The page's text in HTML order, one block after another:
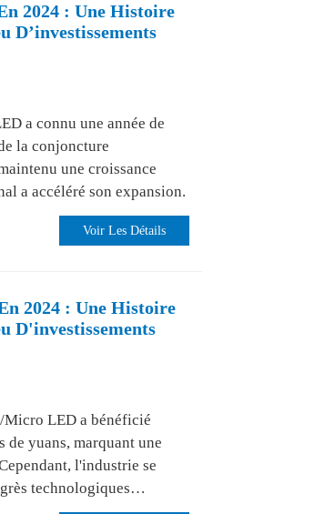
2024 : Une Histoire
D’investissements
a connu une année de
la conjoncture
une croissance
a accéléré son expansion.
Voir Les Détails
2024 : Une Histoire
D'investissements
LED a bénéficié
de yuans, marquant une
l'industrie se
technologiques…